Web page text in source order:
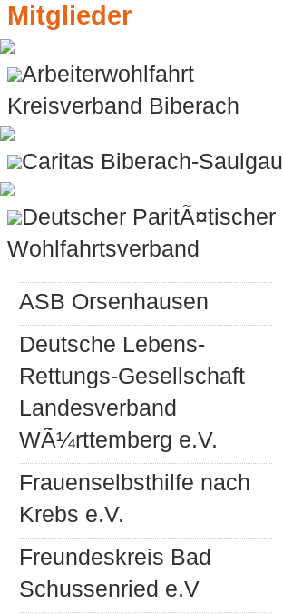
Mitglieder
Arbeiterwohlfahrt
Kreisverband Biberach
Caritas Biberach-Saulgau
Deutscher ParitÃ¤tischer
Wohlfahrtsverband
ASB Orsenhausen
Deutsche Lebens-
Rettungs-Gesellschaft
Landesverband
WÃ¼rttemberg e.V.
Frauenselbsthilfe nach
Krebs e.V.
Freundeskreis Bad
Schussenried e.V